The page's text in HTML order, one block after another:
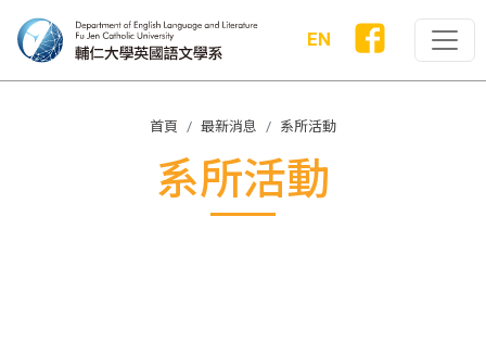
EN
首頁 最新消息 系所活動
系所活動